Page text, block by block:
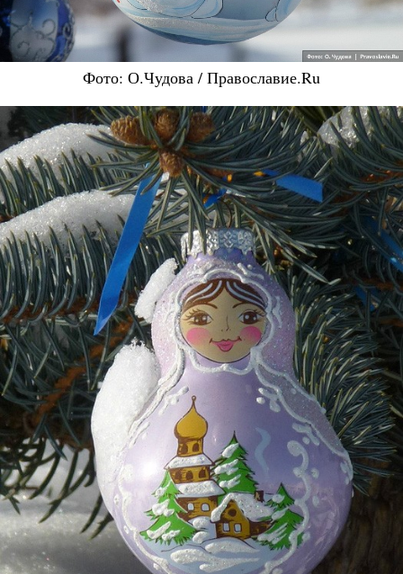
Фото: О.Чудова / Православие.Ru